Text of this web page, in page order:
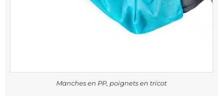
Manches en PP, poignets en tricot